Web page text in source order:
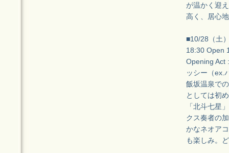
が温かく迎
高く、居心
■10/28（土
18:30 Open
Opening Act
ッシー（ex.
飯坂温泉で
としては初
「北斗七星
クス奏者の
かなネオア
も楽しみ。